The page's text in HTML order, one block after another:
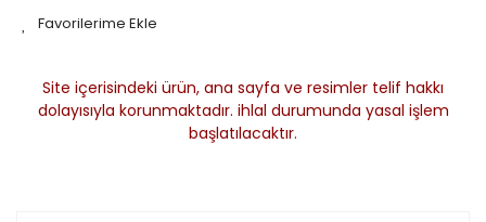
Site içerisindeki ürün, ana sayfa ve resimler telif hakkı
dolayısıyla korunmaktadır. ihlal durumunda yasal işlem
başlatılacaktır.